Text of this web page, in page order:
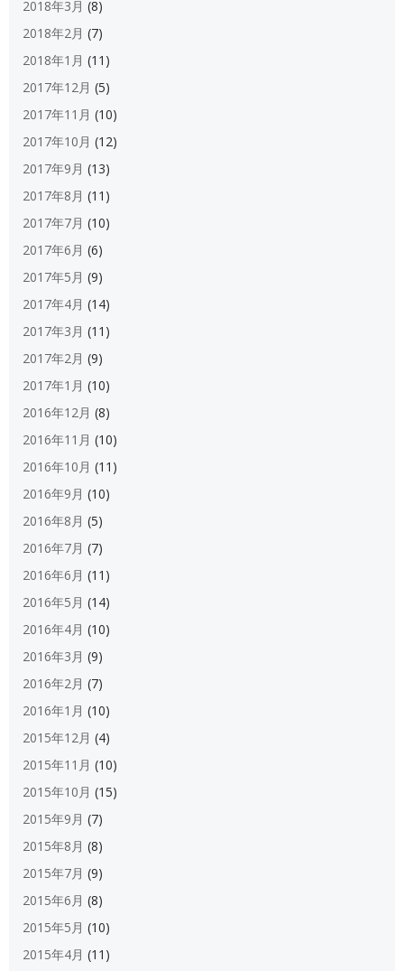
2018年3月 (8)
2018年2月 (7)
2018年1月 (11)
2017年12月 (5)
2017年11月 (10)
2017年10月 (12)
2017年9月 (13)
2017年8月 (11)
2017年7月 (10)
2017年6月 (6)
2017年5月 (9)
2017年4月 (14)
2017年3月 (11)
2017年2月 (9)
2017年1月 (10)
2016年12月 (8)
2016年11月 (10)
2016年10月 (11)
2016年9月 (10)
2016年8月 (5)
2016年7月 (7)
2016年6月 (11)
2016年5月 (14)
2016年4月 (10)
2016年3月 (9)
2016年2月 (7)
2016年1月 (10)
2015年12月 (4)
2015年11月 (10)
2015年10月 (15)
2015年9月 (7)
2015年8月 (8)
2015年7月 (9)
2015年6月 (8)
2015年5月 (10)
2015年4月 (11)